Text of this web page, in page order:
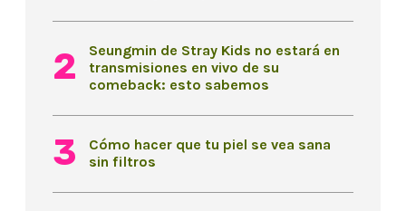
Seungmin de Stray Kids no estará en
transmisiones en vivo de su
comeback: esto sabemos
Cómo hacer que tu piel se vea sana
sin filtros